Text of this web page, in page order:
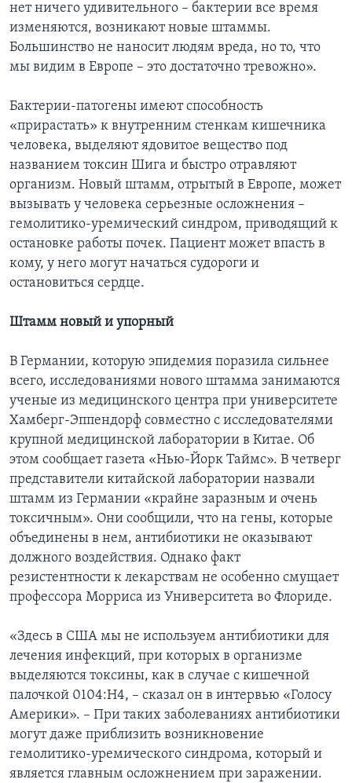
нет ничего удивительного – бактерии все время
изменяются, возникают новые штаммы.
Большинство не наносит людям вреда, но то, что
мы видим в Европе – это достаточно тревожно».
Бактерии-патогены имеют способность
«прирастать» к внутренним стенкам кишечника
человека, выделяют ядовитое вещество под
названием токсин Шига и быстро отравляют
организм. Новый штамм, отрытый в Европе, может
вызывать у человека серьезные осложнения –
гемолитико-уремический синдром, приводящий к
остановке работы почек. Пациент может впасть в
кому, у него могут начаться судороги и
остановиться сердце.
Штамм новый и упорный
В Германии, которую эпидемия поразила сильнее
всего, исследованиями нового штамма занимаются
ученые из медицинского центра при университете
Хамберг-Эппендорф совместно с исследователями
крупной медицинской лаборатории в Китае. Об
этом сообщает газета «Нью-Йорк Таймс». В четверг
представители китайской лаборатории назвали
штамм из Германии «крайне заразным и очень
токсичным». Они сообщили, что на гены, которые
объединены в нем, антибиотики не оказывают
должного воздействия. Однако факт
резистентности к лекарствам не особенно смущает
профессора Морриса из Университета во Флориде.
«Здесь в США мы не используем антибиотики для
лечения инфекций, при которых в организме
выделяются токсины, как в случае с кишечной
палочкой 0104:H4, – сказал он в интервью «Голосу
Америки». – При таких заболеваниях антибиотики
могут даже приблизить возникновение
гемолитико-уремического синдрома, который и
является главным осложнением при заражении.